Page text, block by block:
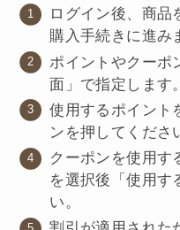
ログイン後、商品
購入手続きに進み
ポイントやクーポ
面」で指定します。
使用するポイント
ンを押してくださ
クーポンを使用す
を選択後「使用す
い。